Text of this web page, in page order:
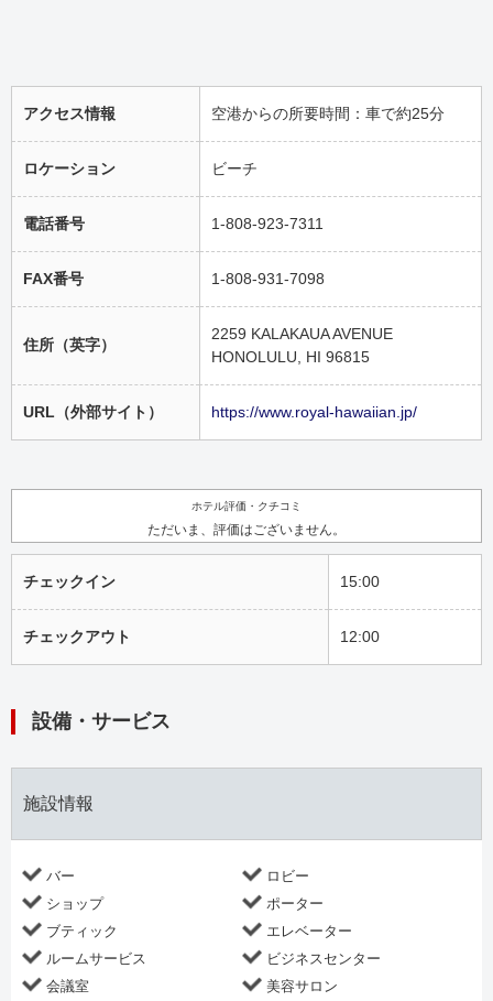
アクセス情報 空港からの所要時間：車で約25分
ロケーション ビーチ
電話番号 1-808-923-7311
FAX番号 1-808-931-7098
住所（英字）
2259 KALAKAUA AVENUE
HONOLULU, HI 96815
URL（外部サイト） https://www.royal-hawaiian.jp/
ホテル評価・クチコミ
ただいま、評価はございません。
チェックイン 15:00
チェックアウト 12:00
設備・サービス
施設情報
バー
ロビー
ショップ
ポーター
ブティック
エレベーター
ルームサービス
ビジネスセンター
会議室
美容サロン